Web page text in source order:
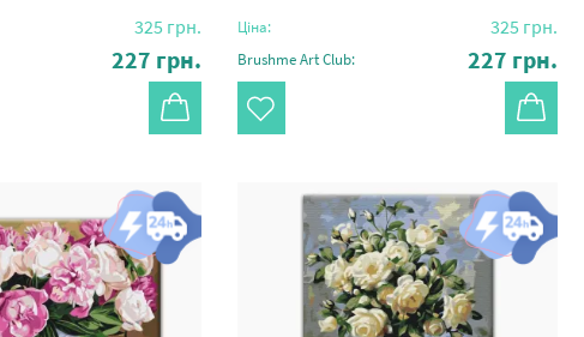
325 грн.
227 грн.
Ціна: 325 грн.
Brushme Art Club: 227 грн.